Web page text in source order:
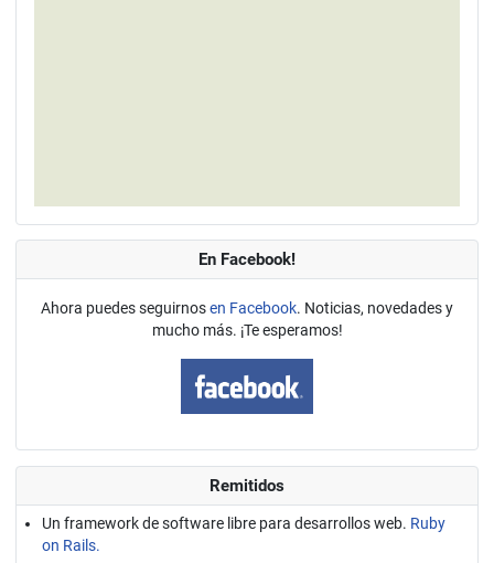
En Facebook!
Ahora puedes seguirnosen Facebook. Noticias, novedades y
mucho más. ¡Te esperamos!
Remitidos
Un framework de software libre para desarrollos web. Ruby
on Rails.